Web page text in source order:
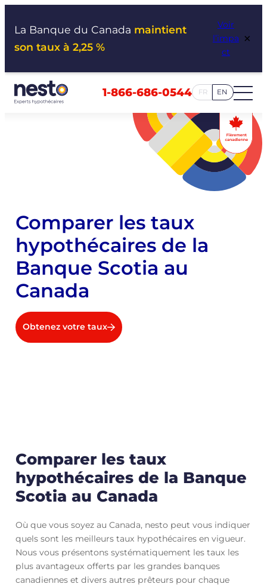
La Banque du Canada maintient
son taux à 2,25 %
Voir
l’impa
ct
×
1-866-686-0544 FR EN
Comparer les taux
hypothécaires de la
Banque Scotia au
Canada
Obtenez votre taux
Comparer les taux
hypothécaires de la Banque
Scotia au Canada
Où que vous soyez au Canada, nesto peut vous indiquer
quels sont les meilleurs taux hypothécaires en vigueur.
Nous vous présentons systématiquement les taux les
plus avantageux offerts par les grandes banques
canadiennes et divers autres prêteurs pour chaque